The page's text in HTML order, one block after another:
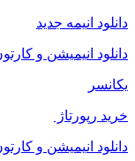
دانلود انیمه جدید
دانلود انیمیشن و
یکانسر
خرید رپورتاژ
دانلود انیمیشن و